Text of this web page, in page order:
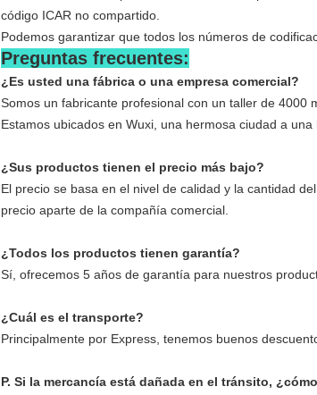
código ICAR no compartido.
Podemos garantizar que todos los números de
Preguntas frecuentes:
¿Es usted una fábrica o una empresa comercial?
Somos un fabricante profesional con un taller de 4000
Estamos ubicados en Wuxi, una hermosa ciudad a
¿Sus productos tienen el precio más bajo?
El precio se basa en el nivel de calidad y la cantidad
precio aparte de la compañía comercial.
¿Todos los productos tienen garantía?
Sí, ofrecemos 5 años de garantía para nuestros
¿Cuál es el transporte?
Principalmente por Express, tenemos buenos
P. Si la mercancía está dañada en el tránsito,